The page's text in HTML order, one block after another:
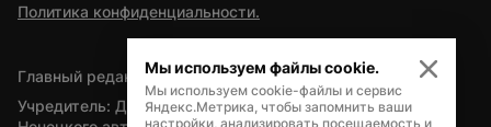
Политика конфиденциальности.
Главный редактор — А.Л. Поздеев
Учредитель: Департамент внутренней политики Ямало-
Мы используем файлы cookie.
Мы используем cookie-файлы и сервис
Яндекс.Метрика, чтобы запомнить ваши
настройки, анализировать посещаемость и